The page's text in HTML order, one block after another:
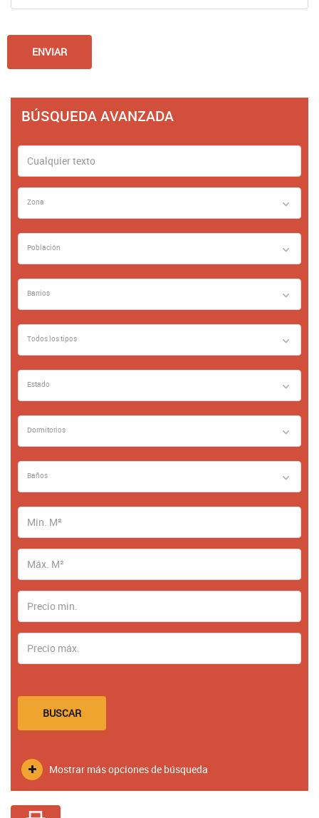
BÚSQUEDA AVANZADA
Zona
Población
Barrios
Todos los tipos
Estado
Dormitorios
Baños
BUSCAR
Mostrar más opciones de búsqueda